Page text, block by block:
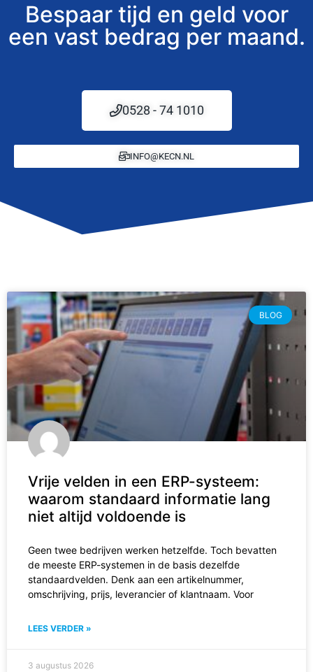
Bespaar tijd en geld voor
een vast bedrag per maand.
0528 - 74 1010
INFO@KECN.NL
BLOG
Vrije velden in een ERP-systeem:
waarom standaard informatie lang
niet altijd voldoende is
Geen twee bedrijven werken hetzelfde. Toch bevatten
de meeste ERP-systemen in de basis dezelfde
standaardvelden. Denk aan een artikelnummer,
omschrijving, prijs, leverancier of klantnaam. Voor
LEES VERDER »
3 augustus 2026